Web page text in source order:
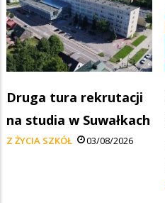
Druga tura rekrutacji
na studia w Suwałkach
Z ŻYCIA SZKÓŁ 03/08/2026